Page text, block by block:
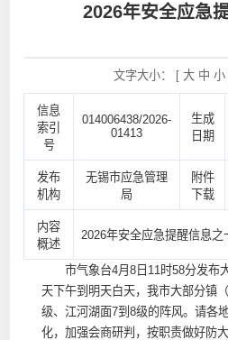
2026年安全应急
文字大小： [ 大 中 小
信息
索引
号
014006438/2026-
01413
生成
日期
发布
机构
无锡市应急管理
局
附件
下载
内容
概述
2026年安全应急提醒信息之
市气象台4月8日11时58分发布
天下午到明天白天，我市大部分镇
级、江河湖面7到8级的阵风。请各
化，加强会商研判，按职责做好防